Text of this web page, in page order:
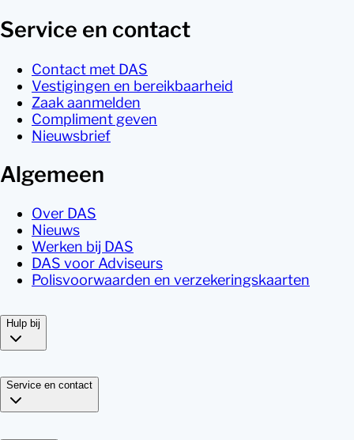
Service en contact
Contact met DAS
Vestigingen en bereikbaarheid
Zaak aanmelden
Compliment geven
Nieuwsbrief
Algemeen
Over DAS
Nieuws
Werken bij DAS
DAS voor Adviseurs
Polisvoorwaarden en verzekeringskaarten
Hulp bij
Service en contact